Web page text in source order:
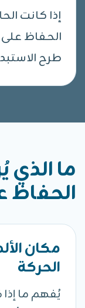
إذا كانت
الحفاظ
طرح
ما
مكان
الحركة
يُفهم ما